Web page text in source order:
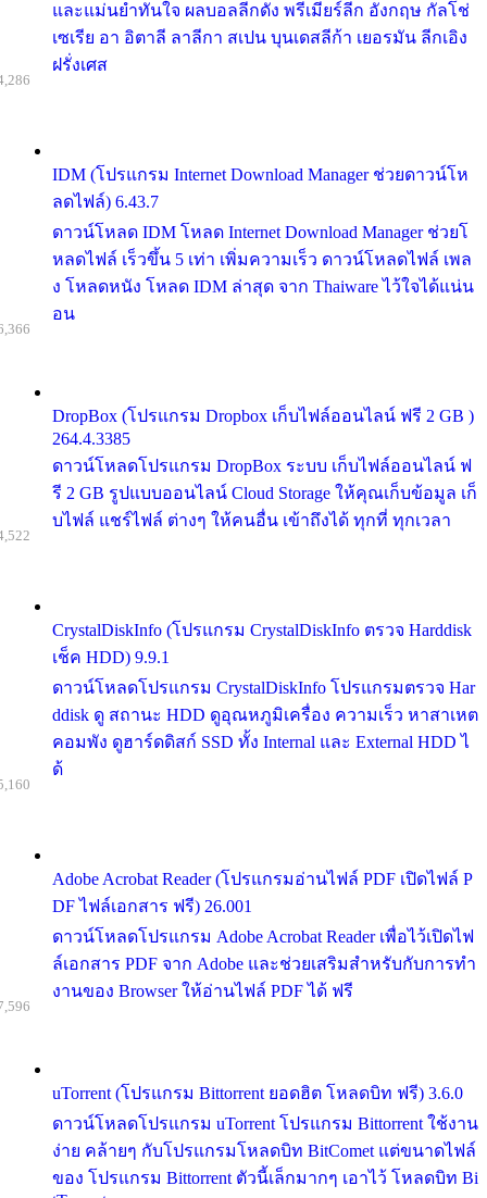
และแม่นยำทันใจ ผลบอลลีกดัง พรีเมียร์ลีก อังกฤษ กัลโช่
เซเรีย อา อิตาลี ลาลีกา สเปน บุนเดสลีก้า เยอรมัน ลีกเอิง
ฝรั่งเศส
IDM (โปรแกรม Internet Download Manager ช่วยดาวน์โห
ลดไฟล์) 6.43.7
ดาวน์โหลด IDM โหลด Internet Download Manager ช่วยโ
หลดไฟล์ เร็วขึ้น 5 เท่า เพิ่มความเร็ว ดาวน์โหลดไฟล์ เพล
ง โหลดหนัง โหลด IDM ล่าสุด จาก Thaiware ไว้ใจได้แน่น
อน
DropBox (โปรแกรม Dropbox เก็บไฟล์ออนไลน์ ฟรี 2 GB )
264.4.3385
ดาวน์โหลดโปรแกรม DropBox ระบบ เก็บไฟล์ออนไลน์ ฟ
รี 2 GB รูปแบบออนไลน์ Cloud Storage ให้คุณเก็บข้อมูล เก็
บไฟล์ แชร์ไฟล์ ต่างๆ ให้คนอื่น เข้าถึงได้ ทุกที่ ทุกเวลา
CrystalDiskInfo (โปรแกรม CrystalDiskInfo ตรวจ Harddisk
เช็ค HDD) 9.9.1
ดาวน์โหลดโปรแกรม CrystalDiskInfo โปรแกรมตรวจ Har
ddisk ดู สถานะ HDD ดูอุณหภูมิเครื่อง ความเร็ว หาสาเหต
คอมพัง ดูฮาร์ดดิสก์ SSD ทั้ง Internal และ External HDD ไ
ด้
Adobe Acrobat Reader (โปรแกรมอ่านไฟล์ PDF เปิดไฟล์ P
DF ไฟล์เอกสาร ฟรี) 26.001
ดาวน์โหลดโปรแกรม Adobe Acrobat Reader เพื่อไว้เปิดไฟ
ล์เอกสาร PDF จาก Adobe และช่วยเสริมสำหรับกับการทำ
งานของ Browser ให้อ่านไฟล์ PDF ได้ ฟรี
uTorrent (โปรแกรม Bittorrent ยอดฮิต โหลดบิท ฟรี) 3.6.0
ดาวน์โหลดโปรแกรม uTorrent โปรแกรม Bittorrent ใช้งาน
ง่าย คล้ายๆ กับโปรแกรมโหลดบิท BitComet แต่ขนาดไฟล์
ของ โปรแกรม Bittorrent ตัวนี้เล็กมากๆ เอาไว้ โหลดบิท Bi